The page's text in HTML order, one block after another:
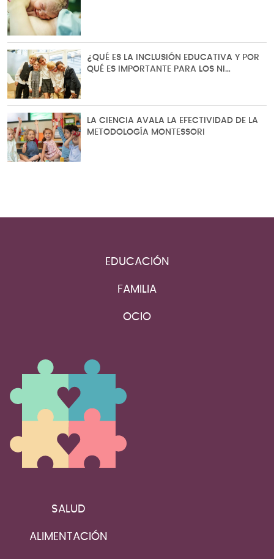
¿QUÉ ES LA INCLUSIÓN EDUCATIVA Y POR
QUÉ ES IMPORTANTE PARA LOS NI…
LA CIENCIA AVALA LA EFECTIVIDAD DE LA
METODOLOGÍA MONTESSORI
EDUCACIÓN
FAMILIA
OCIO
SALUD
ALIMENTACIÓN